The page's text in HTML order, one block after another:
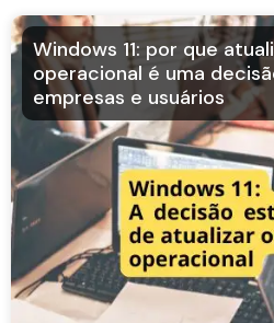
Windows 11: por que
operacional é uma
empresas e usuários